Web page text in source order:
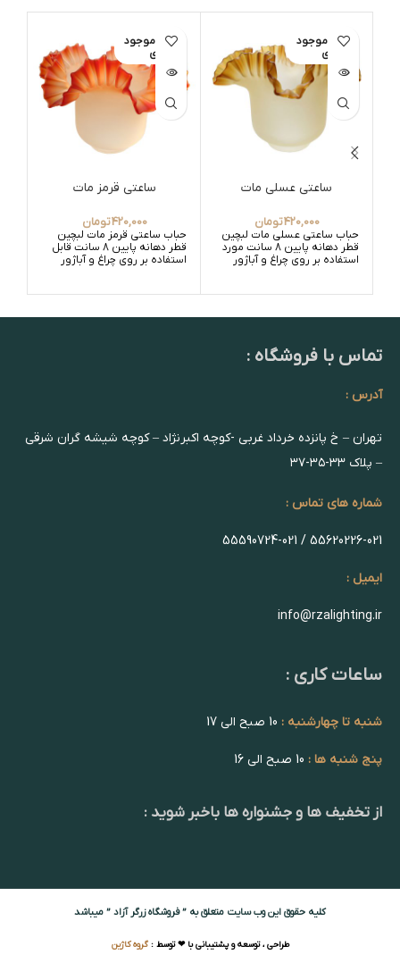
اتمام موجود
ی
ساعتی عسلی مات
420,000تومان
حباب ساعتی عسلی مات لبچین
قطر دهانه پایین 8 سانت مورد
استفاده بر روی چراغ و آباژور
اتمام موجود
ی
ساعتی قرمز مات
420,000تومان
حباب ساعتی قرمز مات لبچین
قطر دهانه پایین 8 سانت قابل
استفاده بر روی چراغ و آباژور
تماس با فروشگاه :
آدرس :
تهران – خ پانزده خرداد غربی -کوچه اکبرنژاد – کوچه شیشه گران شرقی
– پلاک ۳۳-۳۵-۳۷
شماره های تماس :
55620226-021 / 55590724-021
ایمیل :
info@rzalighting.ir
ساعات کاری :
شنبه تا چهارشنبه :
پنج شنبه ها :
از تخفیف ها و جشنواره ها باخبر شوید :
کلیه حقوق این وب سایت متعلق به ” فروشگاه زرگر آزاد ” میباشد
طراحی ، توسعه و پشتیبانی با ❤ توسط :گروه کاژین